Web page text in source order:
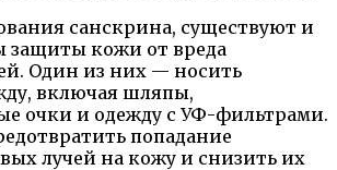
санскрина, существуют и
защиты кожи от вреда
Один из них — носить
включая шляпы,
очки и одежду с УФ-фильтрами.
попадание
лучей на кожу и снизить их